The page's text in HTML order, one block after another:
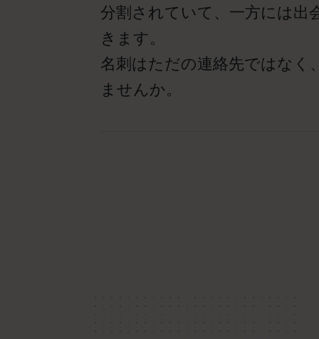
分割されていて、一方には出
きます。
名刺はただの連絡先ではなく
ませんか。